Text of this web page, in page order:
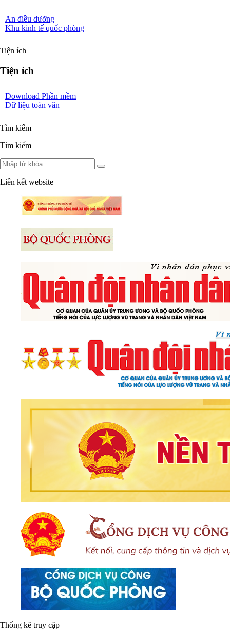
An điều dưỡng
Khu kinh tế quốc phòng
Tiện ích
Tiện ích
Download Phần mềm
Dữ liệu toàn văn
Tìm kiếm
Tìm kiếm
Liên kết website
Thống kê truy cập